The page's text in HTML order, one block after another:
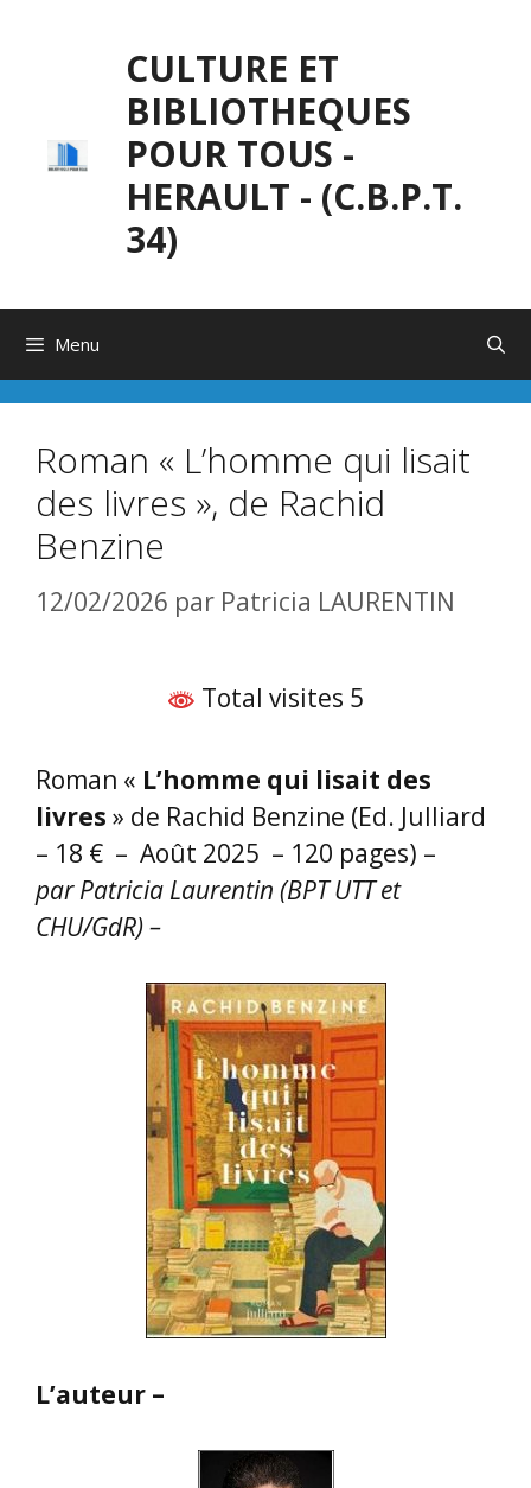
CULTURE ET
BIBLIOTHEQUES
POUR TOUS -
HERAULT - (C.B.P.T.
34)
Menu
Roman « L’homme qui lisait
des livres », de Rachid
Benzine
12/02/2026 par Patricia LAURENTIN
Total visites 5
Roman « L’homme qui lisait des
livres » de Rachid Benzine (Ed. Julliard
– 18 € – Août 2025 – 120 pages) –
par Patricia Laurentin (BPT UTT et
CHU/GdR) –
L’auteur –